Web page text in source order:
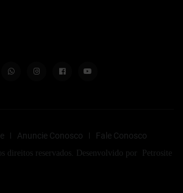
Anuncie Conosco Fale Conosco
direitos reservados. Desenvolvido por Petrosite